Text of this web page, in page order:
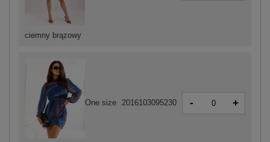
One size 2016103095230 - +
ciemny brązowy